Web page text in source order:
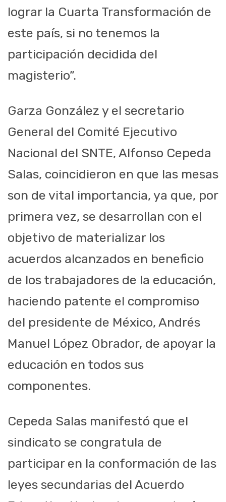
lograr la Cuarta Transformación de
este país, si no tenemos la
participación decidida del
magisterio”.
Garza González y el secretario
General del Comité Ejecutivo
Nacional del SNTE, Alfonso Cepeda
Salas, coincidieron en que las mesas
son de vital importancia, ya que, por
primera vez, se desarrollan con el
objetivo de materializar los
acuerdos alcanzados en beneficio
de los trabajadores de la educación,
haciendo patente el compromiso
del presidente de México, Andrés
Manuel López Obrador, de apoyar la
educación en todos sus
componentes.
Cepeda Salas manifestó que el
sindicato se congratula de
participar en la conformación de las
leyes secundarias del Acuerdo